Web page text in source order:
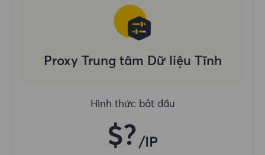
Proxy Trung tâm Dữ liệu Tĩnh
Hình thức bắt đầu
$? /IP